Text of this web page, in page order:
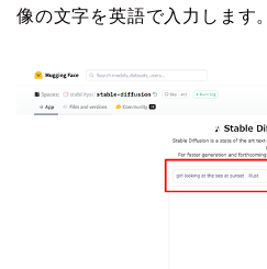
像の文字を英語で入力します。